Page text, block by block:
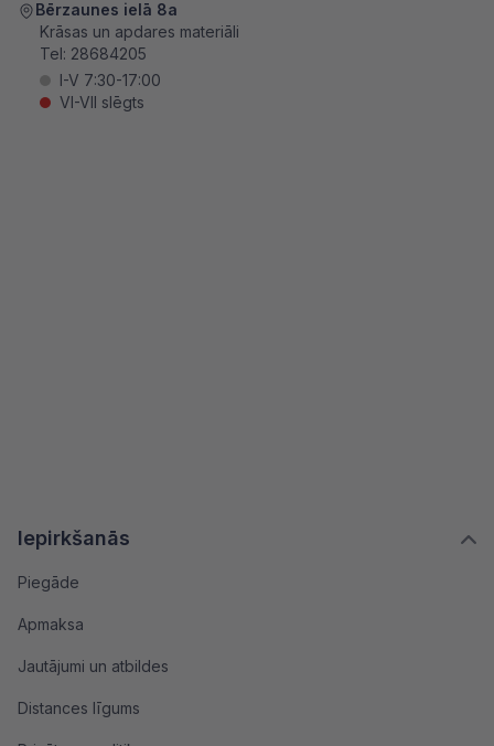
Iepirkšanās
Piegāde
Apmaksa
Jautājumi un atbildes
Distances līgums
Bērzaunes ielā 8a
Krāsas un apdares materiāli
Tel: 28684205
I-V 7:30-17:00
VI-VII slēgts